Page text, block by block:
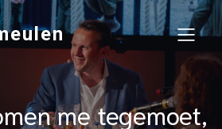
me tegemoet,